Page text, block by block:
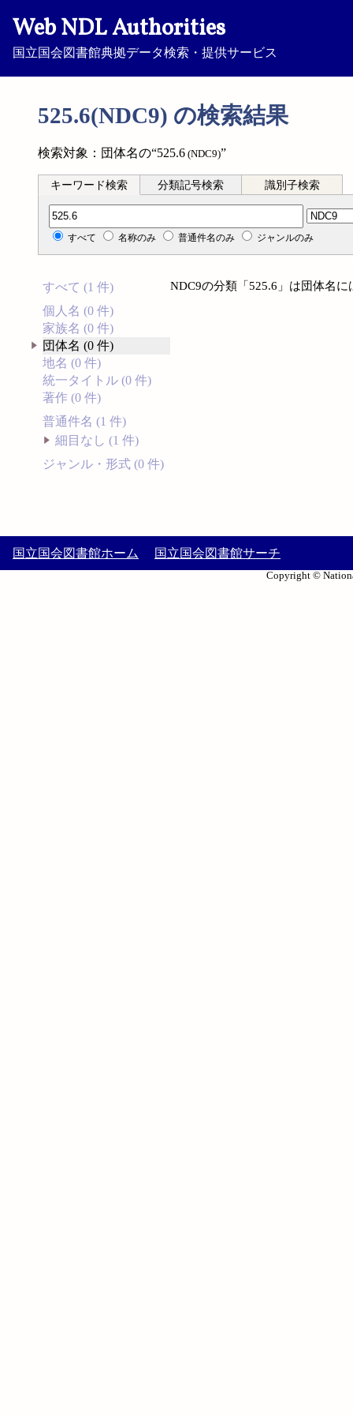
Web NDL Authorities
国立国会図書館典拠データ検索・提供サービス
525.6(NDC9) の検索結果
検索対象：団体名の“525.6 (NDC9)”
キーワード検索 分類記号検索 識別子検索
分類記号検索
すべて 名称のみ 普通件名のみ ジャンルのみ
すべて (1 件)
個人名 (0 件)
家族名 (0 件)
団体名 (0 件)
地名 (0 件)
統一タイトル (0 件)
著作 (0 件)
普通件名 (1 件)
細目なし (1 件)
ジャンル・形式 (0 件)
NDC9の分類「525.6」は団体名
国立国会図書館ホーム 国立国会図書館サーチ
Copyright ©